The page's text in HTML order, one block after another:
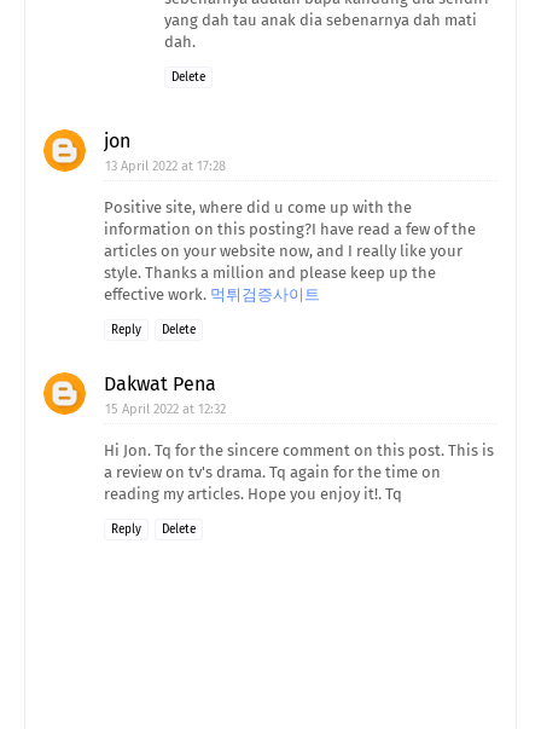
yang dah tau anak dia sebenarnya dah mati
dah.
Delete
jon
13 April 2022 at 17:28
Positive site, where did u come up with the
information on this posting?I have read a few of the
articles on your website now, and I really like your
style. Thanks a million and please keep up the
effective work. 먹튀검증사이트
Reply Delete
Dakwat Pena
15 April 2022 at 12:32
Hi Jon. Tq for the sincere comment on this post. This is
a review on tv's drama. Tq again for the time on
reading my articles. Hope you enjoy it!. Tq
Reply Delete